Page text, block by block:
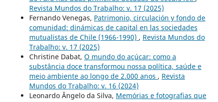
Revista Mundos do Trabalho: v. 17 (2025)
Fernando Venegas, Patrimonio, circulación y fondo de
comunidad: dinámicas de capital en las sociedades
mutualistas de Chile (1966-1990) , Revista Mundos do
Trabalho: v. 17 (2025)
Christine Dabat, O mundo do açúcar: como a
substância doce transformou nossa política, saúde e
meio ambiente ao longo de 2.000 anos , Revista
Mundos do Trabalho: v. 16 (2024)
Leonardo Ângelo da Silva, Memórias e fotografias que